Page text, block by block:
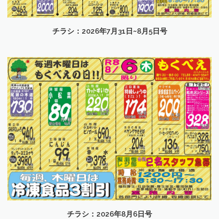
チラシ：2026年7月31日~8月5日号
チラシ：2026年8月6日号